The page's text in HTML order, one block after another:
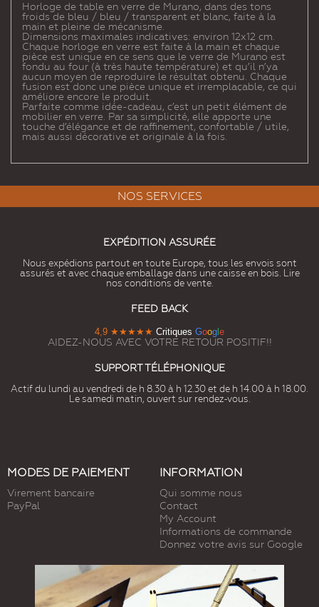
Horloge de table en verre de Murano, dans des tons
froids de bleu / bleu / transparent et blanc, faite à la
main et pleine de mécanisme.
Dimensions maximales indicatives: environ 12x12 cm.
Chaque horloge en verre est faite à la main et chaque
pièce est unique en ce sens que le verre de Murano est
fondu au four (à très haute température) et qu’il n’ya
aucun moyen de reproduire le résultat obtenu. Chaque
fusion est donc une pièce unique et irremplaçable, ce qui
améliore encore le produit.
Parfaite comme idée-cadeau, c’est un petit élément de
mobilier en verre. Par sa simplicité, elle apporte une
touche d’élégance et de raffinement, confortable / utile,
mais aussi décorative et originale à la fois.
NOS SERVICES
EXPÉDITION ASSURÉE
Nous expédions partout en toute Europe, tous les envois sont
assurés et avec chaque emballage dans une caisse en bois. Lire
nos conditions de vente.
FEED BACK
4,9 ★★★★★ Critiques Goog e
AIDEZ-NOUS AVEC VOTRE RETOUR POSITIF!!
SUPPORT TÉLÉPHONIQUE
Actif du lundi au vendredi de h 8.30 à h 12.30 et de h 14.00 à h 18.00.
Le samedi matin, ouvert sur rendez-vous.
MODES DE PAIEMENT
Virement bancaire
PayPal
INFORMATION
Qui somme nous
Contact
My Account
Informations de commande
Donnez votre avis sur Google